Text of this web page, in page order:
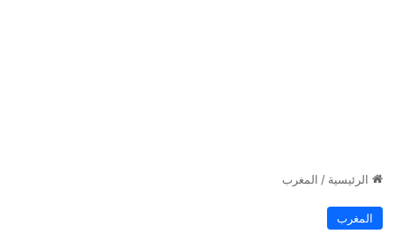
الرئيسية / المغرب
المغرب